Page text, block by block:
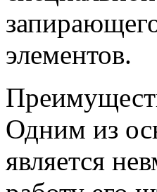
элементов.
Одним из
является